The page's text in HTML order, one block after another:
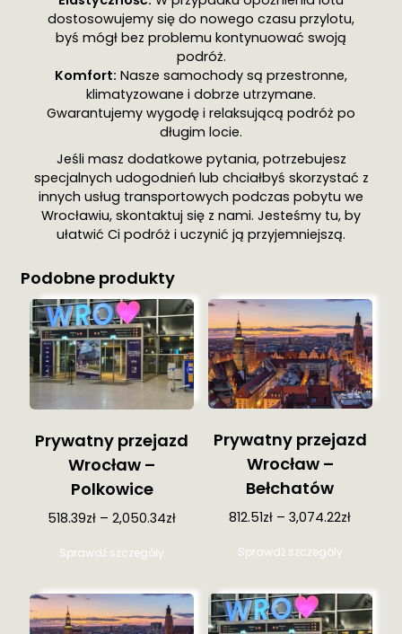
dostosowujemy się do nowego czasu przylotu,
byś mógł bez problemu kontynuować swoją
podróż.
Komfort: Nasze samochody są przestronne,
klimatyzowane i dobrze utrzymane.
Gwarantujemy wygodę i relaksującą podróż po
długim locie.
Jeśli masz dodatkowe pytania, potrzebujesz
specjalnych udogodnień lub chciałbyś skorzystać z
innych usług transportowych podczas pobytu we
Wrocławiu, skontaktuj się z nami. Jesteśmy tu, by
ułatwić Ci podróż i uczynić ją przyjemniejszą.
Podobne produkty
Prywatny przejazd
Wrocław –
Polkowice
518.39zł –2,050.34zł
Sprawdź szczegóły
wiele
wariantów.
Opcje
Prywatny przejazd
Wrocław –
Bełchatów
812.51zł –3,074.22zł
Sprawdź szczegółyprodukt
wiele
wariantów.
Opcje